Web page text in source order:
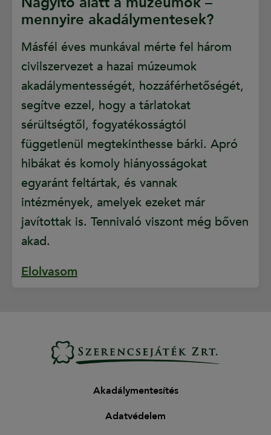
mennyire akadálymentesek?
Másfél éves munkával mérte fel három
civilszervezet a hazai múzeumok
akadálymentességét, hozzáférhetőségét,
segítve ezzel, hogy a tárlatokat
sérültségtől, fogyatékosságtól
függetlenül megtekinthesse bárki. Apró
hibákat és komoly hiányosságokat
egyaránt feltártak, és vannak
intézmények, amelyek ezeket már
javítottak is. Tennivaló viszont még bőven
akad.
Elolvasom
Akadálymentesítés
Adatvédelem